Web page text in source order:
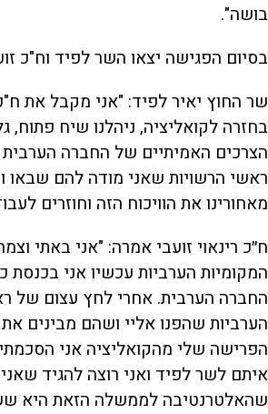
בושה".
בסיום הפגישה יצאו השר לפיד וח"כ
שר החוץ יאיר לפיד: "אני מקבל את ח"כ
בחזרה לקואליציה, ניהלנו שיח פתוח,
הצרכים האמיתיים של החברה
ראשי הרשויות שאני מודה להם שבאו
מאחורינו את הוויכוח הזה וחוזרים
ח״כ רינאוי זועבי אמרה: "אני באתי
המקומיות הערביות עכשיו אני בכנסת
החברה הערבית. אחרי לחץ עצום של
הערביות שהפנו אליי ושהם מבינים
הפרישה שלי מהקואליציה אני
איתם לשר לפיד ואני רוצה להגיד
שהאלטרנטיבה לממשלה הזאת היא